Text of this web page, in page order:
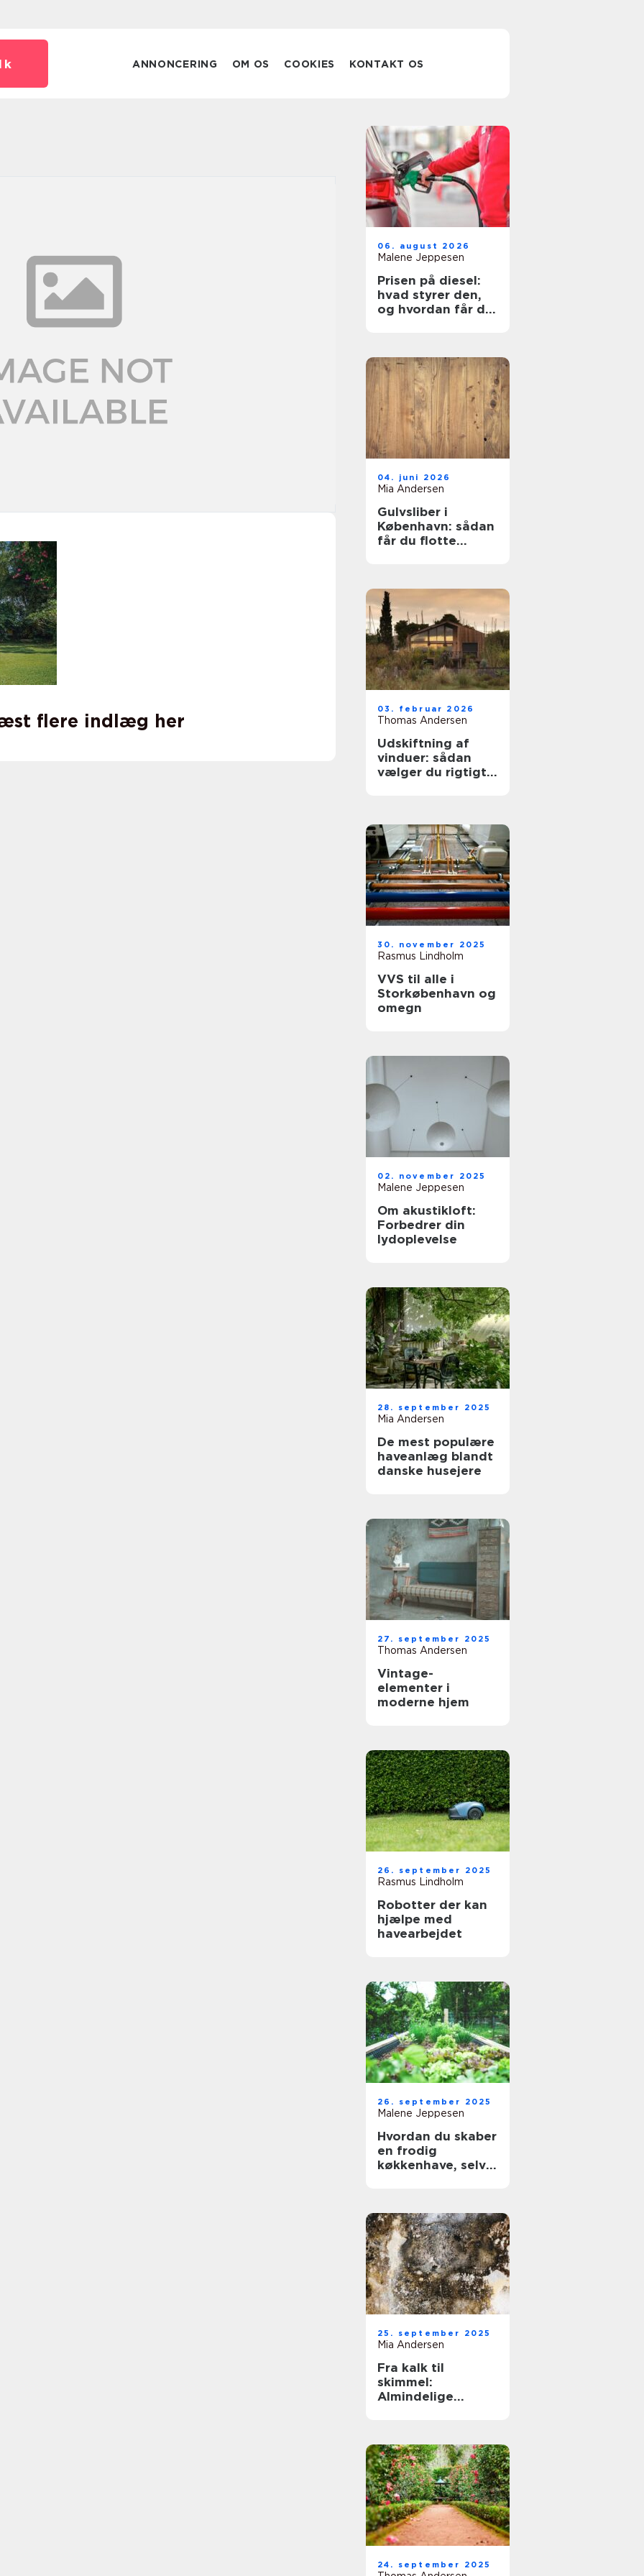
ANNONCERING OM OS COOKIES KONTAKT OS
flere indlæg her
06. august 2026
Malene Jeppesen
Prisen på diesel:
hvad styrer den,
og hvordan får du
04. juni 2026
Mia Andersen
Gulvsliber i
København: sådan
får du flotte
03. februar 2026
Thomas Andersen
Udskiftning af
vinduer: sådan
vælger du rigtigt
30. november 2025
Rasmus Lindholm
VVS til alle i
Storkøbenhavn og
omegn
02. november 2025
Malene Jeppesen
Om akustikloft:
Forbedrer din
lydoplevelse
28. september 2025
Mia Andersen
De mest populære
haveanlæg blandt
danske husejere
27. september 2025
Thomas Andersen
Vintage-
elementer i
moderne hjem
26. september 2025
Rasmus Lindholm
Robotter der kan
hjælpe med
havearbejdet
26. september 2025
Malene Jeppesen
Hvordan du skaber
en frodig
køkkenhave, selv
25. september 2025
Mia Andersen
Fra kalk til
skimmel:
Almindelige
24. september 2025